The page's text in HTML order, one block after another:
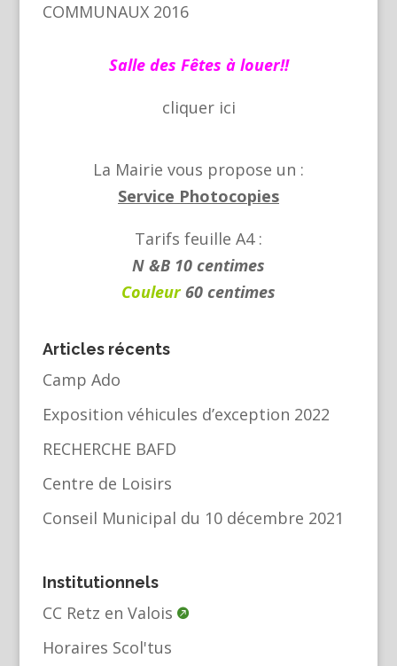
COMMUNAUX 2016
Salle des Fêtes à louer!!
cliquer ici
La Mairie vous propose un :
Service Photocopies
Tarifs feuille A4 :
N &B 10 centimes
Couleur60 centimes
Articles récents
Camp Ado
Exposition véhicules d’exception 2022
RECHERCHE BAFD
Centre de Loisirs
Conseil Municipal du 10 décembre 2021
Institutionnels
CC Retz en Valois
Horaires Scol'tus